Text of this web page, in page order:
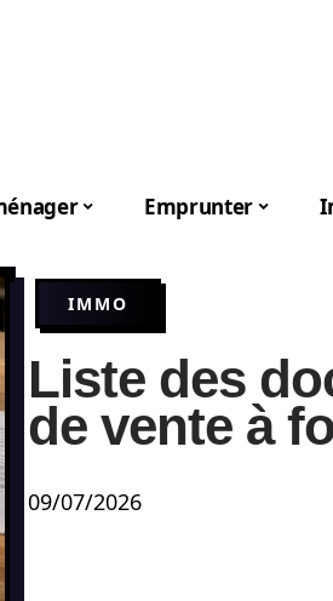
Emprunter
IMMO
Liste des
de vente à
09/07/2026